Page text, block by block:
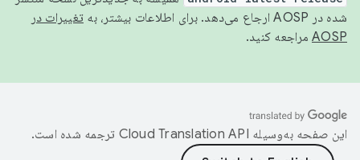
شده در AOSP ارجاع می‌دهد. برای اطلاعات بیشتر، به
تغییرات در
AOSP مراجعه کنید.
این صفحه به‌وسیله ترجمه شده است.